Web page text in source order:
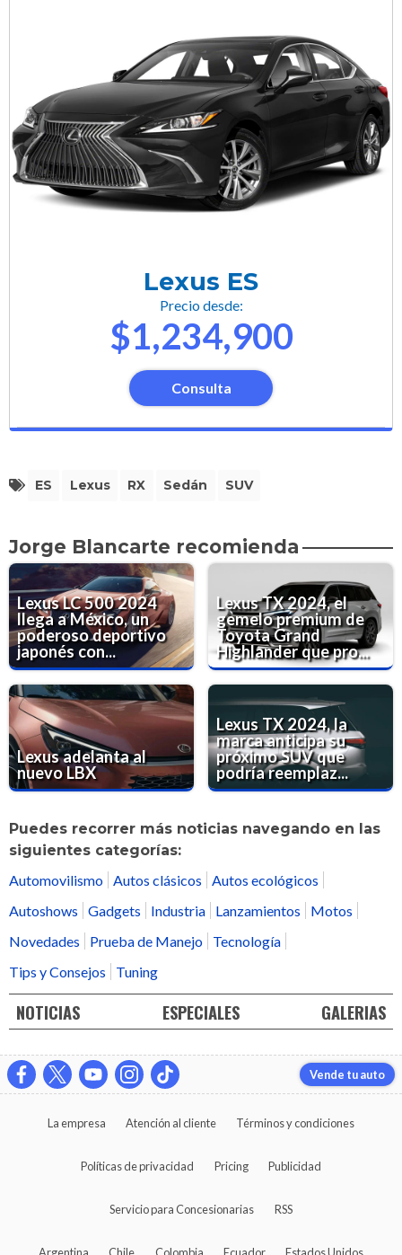
Lexus ES
Precio desde:
$1,234,900
Consulta
ES Lexus RX Sedán SUV
Jorge Blancarte recomienda
Lexus LC 500 2024
llega a México, un
poderoso deportivo
japonés con...
Lexus TX 2024, el
gemelo premium de
Toyota Grand
Highlander que pro...
Lexus adelanta al
nuevo LBX
Lexus TX 2024, la
marca anticipa su
próximo SUV que
podría reemplaz...
Puedes recorrer más noticias navegando en las
siguientes categorías:
Automovilismo Autos clásicos
Autos ecológicos
Autoshows
Gadgets Industria Lanzamientos
Motos
Novedades
Prueba de Manejo
Tecnología
Tips y Consejos
Tuning
NOTICIAS ESPECIALES GALERIAS
Vende tu auto
La empresa Atención al cliente Términos y condiciones
Políticas de privacidad Pricing Publicidad
Servicio para Concesionarias RSS